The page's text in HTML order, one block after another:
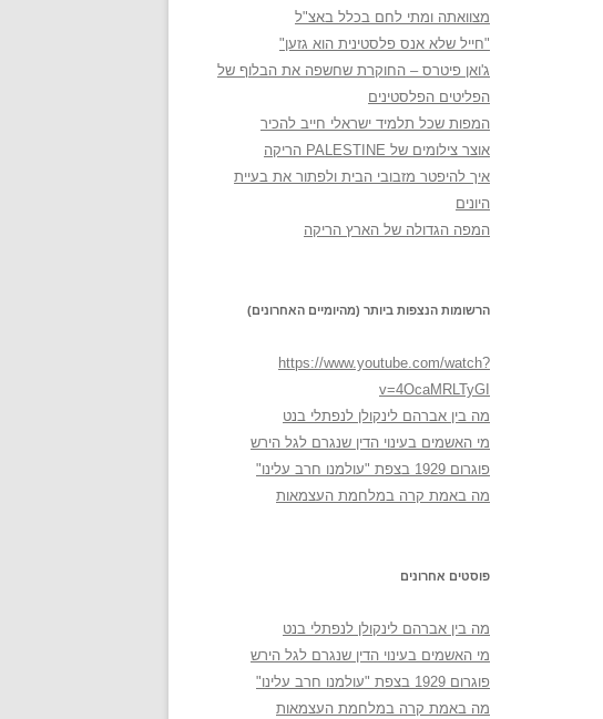
מצוואתה ומתי לחם בכלל באצ"ל
"חייל שלא אנס פלסטינית הוא גזען"
ג'ואן פיטרס – החוקרת שחשפה את הבלוף של
הפליטים הפלסטינים
המפות שכל תלמיד ישראלי חייב להכיר
אוצר צילומים של PALESTINE הריקה
איך להיפטר מזבובי הבית ולפתור את בעיית
היונים
המפה הגדולה של הארץ הריקה
הרשומות הנצפות ביותר (מהיומיים האחרונים)
https://www.youtube.com/watch?
v=4OcaMRLTyGI
מה בין אברהם לינקולן לנפתלי בנט
מי האשמים בעינוי הדין שנגרם לגל הירש
פוגרום 1929 בצפת "עולמנו חרב עלינו"
מה באמת קרה במלחמת העצמאות
פוסטים אחרונים
מה בין אברהם לינקולן לנפתלי בנט
מי האשמים בעינוי הדין שנגרם לגל הירש
פוגרום 1929 בצפת "עולמנו חרב עלינו"
מה באמת קרה במלחמת העצמאות